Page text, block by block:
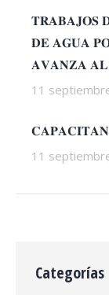
𝐓𝐑𝐀𝐁𝐀𝐉𝐎𝐒
𝐃𝐄 𝐀𝐆𝐔𝐀
𝐀𝐕𝐀𝐍𝐙𝐀 𝐀𝐋
11
11
Categorías